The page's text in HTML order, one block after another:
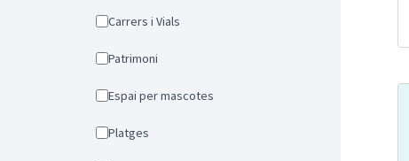
Carrers i Vials
Patrimoni
Espai per mascotes
Platges